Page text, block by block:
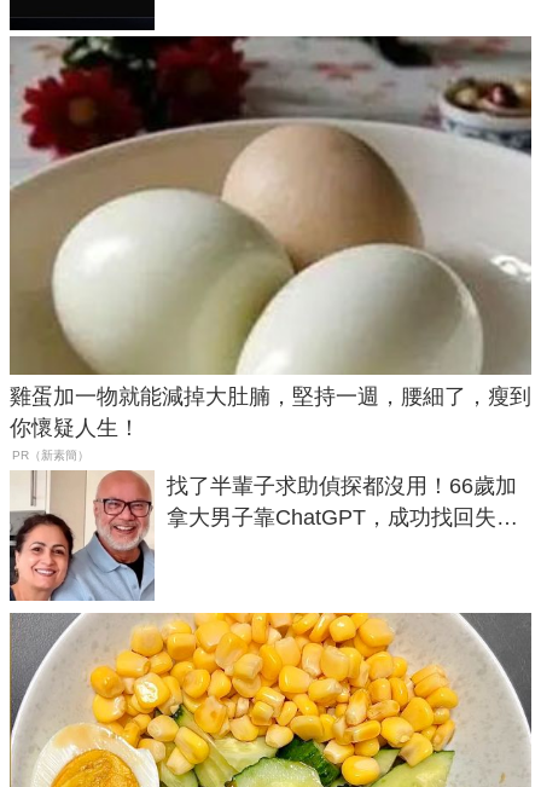
雞蛋加一物就能減掉大肚腩，堅持一週，腰細了，瘦到
你懷疑人生！
PR（新素簡）
找了半輩子求助偵探都沒用！66歲加
拿大男子靠ChatGPT，成功找回失散